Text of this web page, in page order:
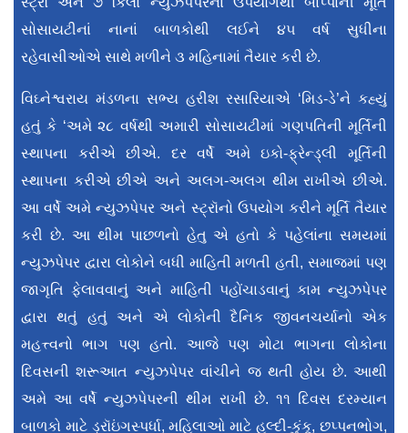
સોસાયટીનાં નાનાં બાળકોથી લઈને ૪૫ વર્ષ સુધીના
રહેવાસીઓએ સાથે મળીને ૩ મહિનામાં તૈયાર કરી છે.
વિઘ્નેશ્વરાય મંડળના સભ્ય હરીશ રસારિયાએ ‘મિડ-ડે’ને કહ્યું
હતું કે ‘અમે ૨૮ વર્ષથી અમારી સોસાયટીમાં ગણપતિની મૂર્તિની
સ્થાપના કરીએ છીએ. દર વર્ષે અમે ઇકો-ફ્રેન્ડ્લી મૂર્તિની
સ્થાપના કરીએ છીએ અને અલગ-અલગ થીમ રાખીએ છીએ.
આ વર્ષે અમે ન્યુઝપેપર અને સ્ટ્રૉનો ઉપયોગ કરીને મૂર્તિ તૈયાર
કરી છે. આ થીમ પાછળનો હેતુ એ હતો કે પહેલાંના સમયમાં
ન્યુઝપેપર દ્વારા લોકોને બધી માહિતી મળતી હતી, સમાજમાં પણ
જાગૃતિ ફેલાવવાનું અને માહિતી પહોંચાડવાનું કામ ન્યુઝપેપર
દ્વારા થતું હતું અને એ લોકોની દૈનિક જીવનચર્યાનો એક
મહત્ત્વનો ભાગ પણ હતો. આજે પણ મોટા ભાગના લોકોના
દિવસની શરૂઆત ન્યુઝપેપર વાંચીને જ થતી હોય છે. આથી
અમે આ વર્ષે ન્યુઝપેપરની થીમ રાખી છે. ૧૧ દિવસ દરમ્યાન
બાળકો માટે ડ્રૉઇંગસ્પર્ધા, મહિલાઓ માટે હલ્દી-કુંકૂ, છપ્પનભોગ,